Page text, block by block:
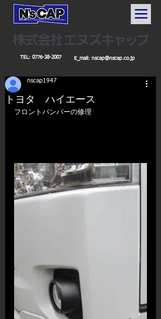
TEL: 0776-38-2007 E_mail: nscap@nscap.co.jp
トヨタ ハイエース
nscap1947
フロントバンパーの修理